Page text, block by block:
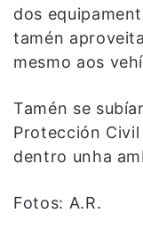
dos
tamén
mesmo aos
Tamén se
Protección
dentro unha
Fotos: A.R.